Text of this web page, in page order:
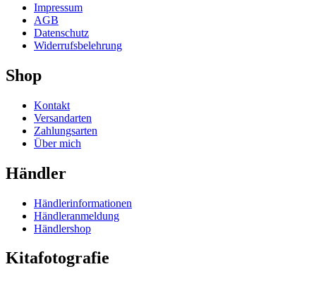
Impressum
AGB
Datenschutz
Widerrufsbelehrung
Shop
Kontakt
Versandarten
Zahlungsarten
Über mich
Händler
Händlerinformationen
Händleranmeldung
Händlershop
Kitafotografie